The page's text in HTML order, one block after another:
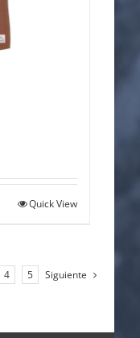
Quick View
4 5 Siguiente